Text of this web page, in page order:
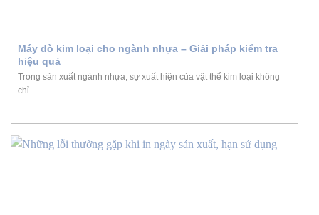
Máy dò kim loại cho ngành nhựa – Giải pháp kiểm tra
hiệu quả
Trong sản xuất ngành nhựa, sự xuất hiện của vật thể kim loại không
chỉ...